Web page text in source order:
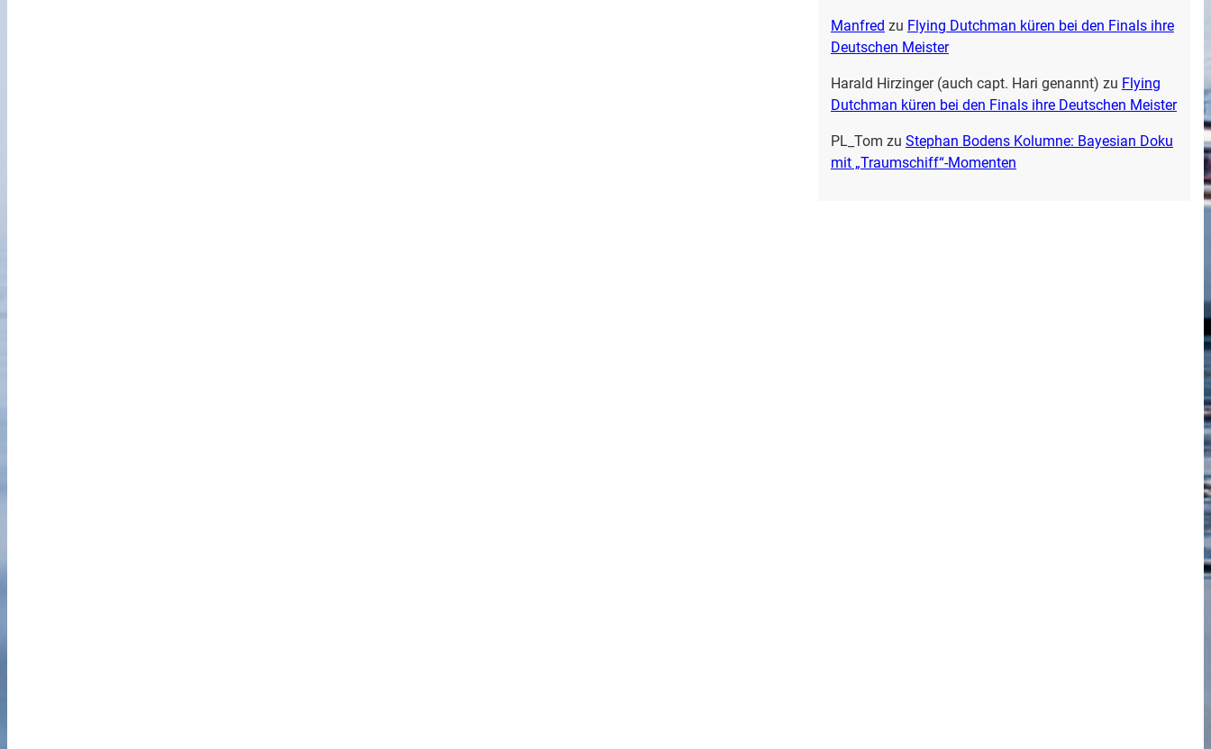
Manfred zu Flying Dutchman küren bei den Finals ihre
Deutschen Meister
Harald Hirzinger (auch capt. Hari genannt) zu Flying
Dutchman küren bei den Finals ihre Deutschen Meister
PL_Tom zu Stephan Bodens Kolumne: Bayesian Doku
mit „Traumschiff“-Momenten